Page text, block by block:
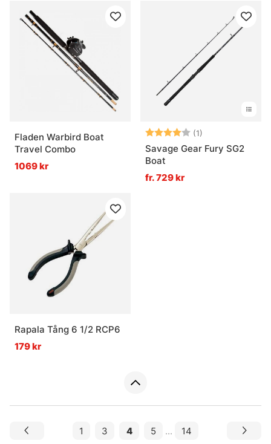
Fladen Warbird Boat
Travel Combo
1069 kr
Betyg: (1)
Savage Gear Fury SG2
Boat
fr. 729 kr
Rapala Tång 6 1/2 RCP6
179 kr
1 3 4 5 ... 14